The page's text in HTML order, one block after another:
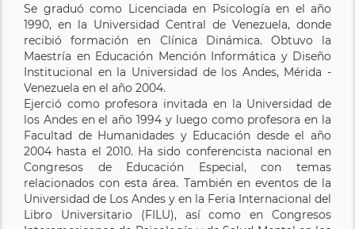
Se graduó como Licenciada en Psicología en el año
1990, en la Universidad Central de Venezuela, donde
recibió formación en Clínica Dinámica. Obtuvo la
Maestría en Educación Mención Informática y Diseño
Institucional en la Universidad de los Andes, Mérida -
Venezuela en el año 2004.
Ejerció como profesora invitada en la Universidad de
los Andes en el año 1994 y luego como profesora en la
Facultad de Humanidades y Educación desde el año
2004 hasta el 2010. Ha sido conferencista nacional en
Congresos de Educación Especial, con temas
relacionados con esta área. También en eventos de la
Universidad de Los Andes y en la Feria Internacional del
Libro Universitario (FILU), así como en Congresos